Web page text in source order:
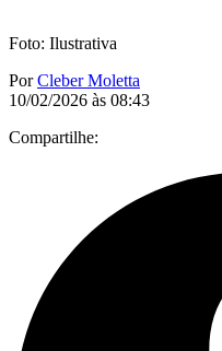
Foto: Ilustrativa
PorCleber Moletta
10/02/2026 às 08:43
Compartilhe: